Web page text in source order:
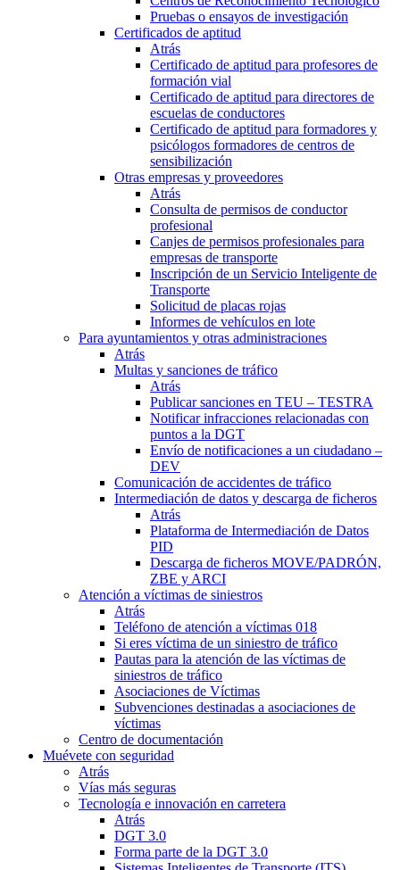
Pruebas o ensayos de investigación
Certificados de aptitud
Atrás
Certificado de aptitud para profesores de
formación vial
Certificado de aptitud para directores de
escuelas de conductores
Certificado de aptitud para formadores y
psicólogos formadores de centros de
sensibilización
Otras empresas y proveedores
Atrás
Consulta de permisos de conductor
profesional
Canjes de permisos profesionales para
empresas de transporte
Inscripción de un Servicio Inteligente de
Transporte
Solicitud de placas rojas
Informes de vehículos en lote
Para ayuntamientos y otras administraciones
Atrás
Multas y sanciones de tráfico
Atrás
Publicar sanciones en TEU – TESTRA
Notificar infracciones relacionadas con
puntos a la DGT
Envío de notificaciones a un ciudadano –
DEV
Comunicación de accidentes de tráfico
Intermediación de datos y descarga de ficheros
Atrás
Plataforma de Intermediación de Datos
PID
Descarga de ficheros MOVE/PADRÓN,
ZBE y ARCI
Atención a víctimas de siniestros
Atrás
Teléfono de atención a víctimas 018
Si eres víctima de un siniestro de tráfico
Pautas para la atención de las víctimas de
siniestros de tráfico
Asociaciones de Víctimas
Subvenciones destinadas a asociaciones de
víctimas
Centro de documentación
Muévete con seguridad
Atrás
Vías más seguras
Tecnología e innovación en carretera
Atrás
DGT 3.0
Forma parte de la DGT 3.0